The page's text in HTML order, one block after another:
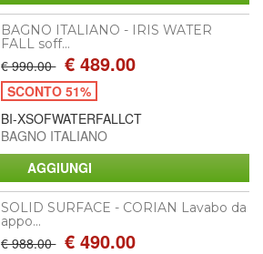
BAGNO ITALIANO - IRIS WATER
FALL soff...
€ 990.00 € 489.00
SCONTO 51%
BI-XSOFWATERFALLCT
BAGNO ITALIANO
SOLID SURFACE - CORIAN Lavabo da
appo...
€ 988.00 € 490.00